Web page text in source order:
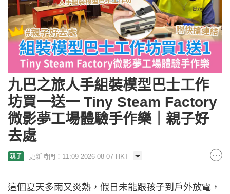
九巴之旅人手組裝模型巴士工作
坊買一送一 Tiny Steam Factory
微影夢工場體驗手作樂｜親子好
去處
親子 更新時間：11:09 2026-08-07 HKT
這個夏天多雨又炎熱，假日未能跟孩子到戶外放電，